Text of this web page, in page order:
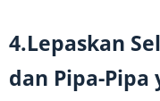
4.Lepaskan
dan Pipa-Pipa